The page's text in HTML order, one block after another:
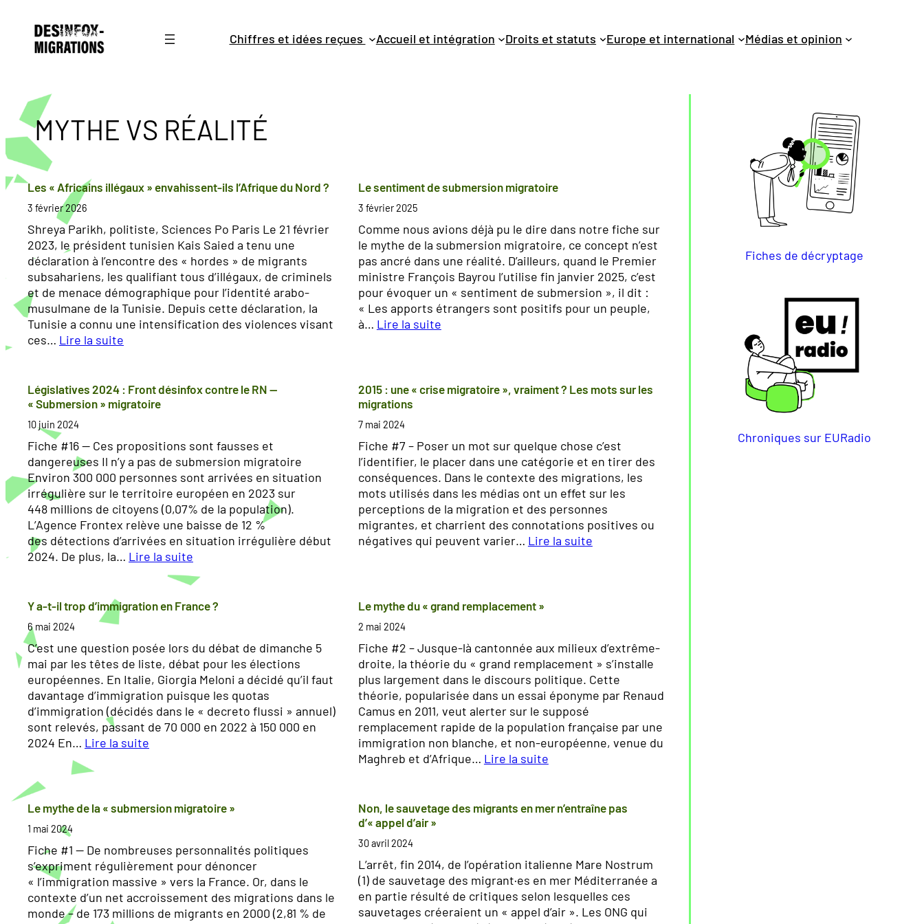
contenu
Chiffres et idées reçues Accueil et intégration Droits et statuts Europe et international Médias et opinion
MYTHE VS RÉALITÉ
Les « Africains illégaux » envahissent-ils l’Afrique du Nord ?
3 février 2026
Shreya Parikh, politiste, Sciences Po Paris Le 21 février
2023, le président tunisien Kais Saied a tenu une
déclaration à l’encontre des « hordes » de migrants
subsahariens, les qualifiant tous d’illégaux, de criminels
et de menace démographique pour l’identité arabo-
musulmane de la Tunisie. Depuis cette déclaration, la
Tunisie a connu une intensification des violences visant
ces… Lire la suite
e
s
A
f
r
i
c
a
i
n
l
g
a
u
x
»
e
h
s
s
e
n
t
Le sentiment de submersion migratoire
3 février 2025
Comme nous avions déjà pu le dire dans notre fiche sur
le mythe de la submersion migratoire, ce concept n’est
pas ancré dans une réalité. D’ailleurs, quand le Premier
ministre François Bayrou l’utilise fin janvier 2025, c’est
pour évoquer un « sentiment de submersion », il dit :
« Les apports étrangers sont positifs pour un peuple,
à… Lire la suite
s
i
m
e
n
t
d
e
m
s
i
o
n
m
i
g
r
o
Législatives 2024 : Front désinfox contre le RN —
« Submersion » migratoire
10 juin 2024
Fiche #16 — Ces propositions sont fausses et
dangereuses Il n’y a pas de submersion migratoire
Environ 300 000 personnes sont arrivées en situation
irrégulière sur le territoire européen en 2023 sur
448 millions de citoyens (0,07% de la population).
L’Agence Frontex relève une baisse de 12 %
des détections d’arrivées en situation irrégulière début
2024. De plus, la… Lire la suite
L
é
s
l
a
t
i
v
2
F
r
o
n
t
2015 : une « crise migratoire », vraiment ? Les mots sur les
migrations
7 mai 2024
Fiche #7 – Poser un mot sur quelque chose c’est
l’identifier, le placer dans une catégorie et en tirer des
conséquences. Dans le contexte des migrations, les
mots utilisés dans les médias ont un effet sur les
perceptions de la migration et des personnes
migrantes, et charrient des connotations positives ou
négatives qui peuvent varier… Lire la suite
u
n
e
«
r
i
i
t
o
i
r
Y a-t-il trop d’immigration en France ?
6 mai 2024
C’est une question posée lors du débat de dimanche 5
mai par les têtes de liste, débat pour les élections
européennes. En Italie, Giorgia Meloni a décidé qu’il faut
davantage d’immigration puisque les quotas
d’immigration (décidés dans le « decreto flussi » annuel)
sont relevés, passant de 70 000 en 2022 à 150 000 en
2024 En… Lire la suite
-
i
l
t
r
o
Le mythe du « grand remplacement »
2 mai 2024
Fiche #2 – Jusque-là cantonnée aux milieux d’extrême-
droite, la théorie du « grand remplacement » s’installe
plus largement dans le discours politique. Cette
théorie, popularisée dans un essai éponyme par Renaud
Camus en 2011, veut alerter sur le supposé
remplacement rapide de la population française par une
immigration non blanche, et non-européenne, venue du
Maghreb et d’Afrique… Lire la suite
e
h
e
d
u
Le mythe de la « submersion migratoire »
1 mai 2024
Fiche #1 — De nombreuses personnalités politiques
s’expriment régulièrement pour dénoncer
« l’immigration massive » vers la France. Or, dans le
contexte d’un net accroissement des migrations dans le
monde – de 173 millions de migrants en 2000 (2,81 % de
Non, le sauvetage des migrants en mer n’entraîne pas
d’« appel d’air »
30 avril 2024
L’arrêt, fin 2014, de l’opération italienne Mare Nostrum
(1) de sauvetage des migrant·es en mer Méditerranée a
en partie résulté de critiques selon lesquelles ces
sauvetages créeraient un « appel d’air ». Les ONG qui
Fiches de décryptage
Chroniques sur EURadio